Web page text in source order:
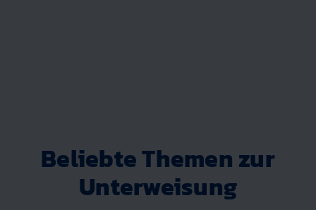
Beliebte Themen zur
Unterweisung